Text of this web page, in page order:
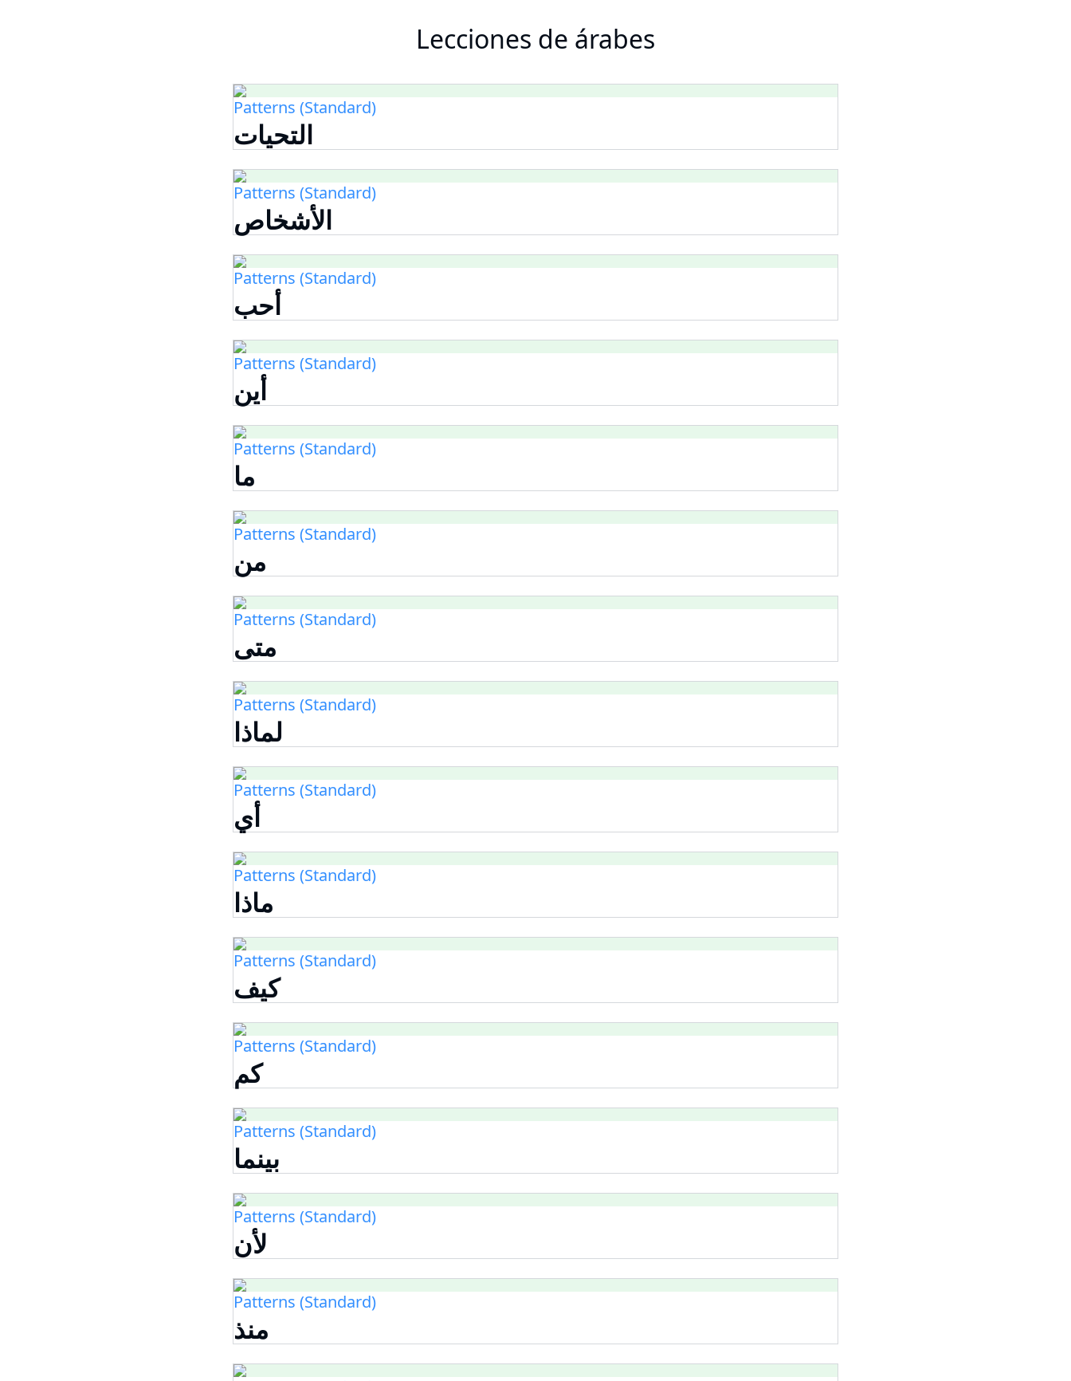
Lecciones de árabes
Patterns (Standard)
التحيات
Patterns (Standard)
الأشخاص
Patterns (Standard)
أحب
Patterns (Standard)
أين
Patterns (Standard)
ما
Patterns (Standard)
من
Patterns (Standard)
متى
Patterns (Standard)
لماذا
Patterns (Standard)
أي
Patterns (Standard)
ماذا
Patterns (Standard)
كيف
Patterns (Standard)
كم
Patterns (Standard)
بينما
Patterns (Standard)
لأن
Patterns (Standard)
منذ